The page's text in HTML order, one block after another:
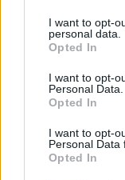
I want to opt-
personal data.
Opted In
I want to opt-
Personal Data.
Opted In
I want to opt-
Personal Data
Opted In
24 de ore
Comisia